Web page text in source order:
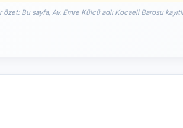
Bu sayfa, Av. Emre Külcü adlı Kocaeli Barosu